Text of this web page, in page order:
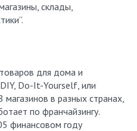
склады,
для дома и
Do-It-Yourself, или
магазинов в разных странах,
по франчайзингу.
финансовом году